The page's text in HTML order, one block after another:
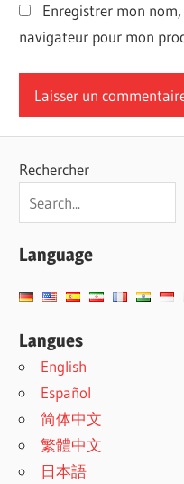
Enregistrer mon
navigateur pour mon
Rechercher
Language
Langues
English
Español
简体中文
繁體中文
日本語